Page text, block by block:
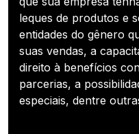
leques de produtos e
entidades do gênero
suas vendas, a
direito à benefícios
parcerias, a
especiais, dentre